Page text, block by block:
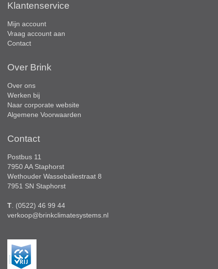
Klantenservice
Mijn account
Vraag account aan
Contact
Over Brink
Over ons
Werken bij
Naar corporate website
Algemene Voorwaarden
Contact
Postbus 11
7950 AA Staphorst
Wethouder Wassebaliestraat 8
7951 SN Staphorst
T . (0522) 46 99 44
verkoop@brinkclimatesystems.nl